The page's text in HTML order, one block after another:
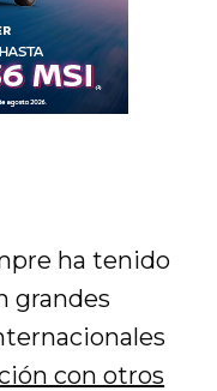
ha tenido
grandes
con otros